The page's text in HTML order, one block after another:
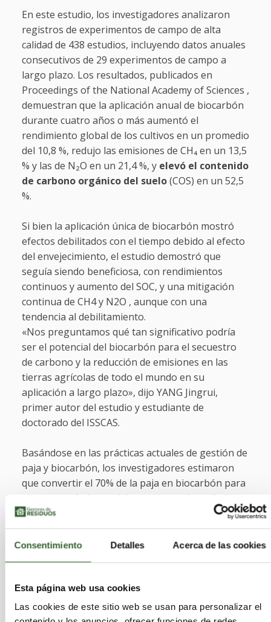
Consentimiento Detalles Acerca de las cookies
Esta página web usa cookies
Las cookies de este sitio web se usan para personalizar el
En este estudio, los investigadores analizaron
registros de experimentos de campo de alta
calidad de 438 estudios, incluyendo datos anuales
consecutivos de 29 experimentos de campo a
largo plazo. Los resultados, publicados en
Proceedings of the National Academy of Sciences ,
demuestran que la aplicación anual de biocarbón
durante cuatro años o más aumentó el
rendimiento global de los cultivos en un promedio
del 10,8 %, redujo las emisiones de CH₄ en un 13,5
% y las de N₂O en un 21,4 %, y elevó el contenido
de carbono orgánico del suelo(COS) en un 52,5
%.
Si bien la aplicación única de biocarbón mostró
efectos debilitados con el tiempo debido al efecto
del envejecimiento, el estudio demostró que
seguía siendo beneficiosa, con rendimientos
continuos y aumento del SOC, y una mitigación
continua de CH4 y N2O , aunque con una
tendencia al debilitamiento.
«Nos preguntamos qué tan significativo podría
ser el potencial del biocarbón para el secuestro
de carbono y la reducción de emisiones en las
tierras agrícolas de todo el mundo en su
aplicación a largo plazo», dijo YANG Jingrui,
primer autor del estudio y estudiante de
doctorado del ISSCAS.
Basándose en las prácticas actuales de gestión de
paja y biocarbón, los investigadores estimaron
que convertir el 70% de la paja en biocarbón para
campos agrícolas podría aumentar el rendimiento
mundial de granos en 190 millones de toneladas
al año y mejorar el potencial de eliminación de
dióxido de carbono (CDR) en 2,01 Pg de CO 2 -eq
al año, aproximadamente el 30% del rendimiento
2021.
Después de contabilizar las emisiones de GEI de la